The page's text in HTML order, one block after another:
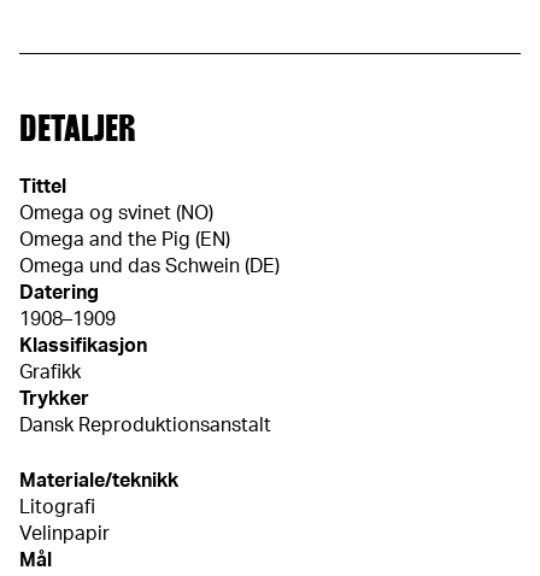
DETALJER
Tittel
Omega og svinet (NO)
Omega and the Pig (EN)
Omega und das Schwein (DE)
Datering
1908–1909
Klassifikasjon
Grafikk
Trykker
Dansk Reproduktionsanstalt
Materiale/teknikk
Litografi
Velinpapir
Mål